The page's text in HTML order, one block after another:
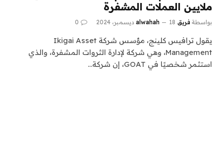
ملايين العملات المشفرة
بواسطة فريق alwahah 18 ديسمبر، 2024 0
يقول ترافيس كلينج، مؤسس شركة Ikigai Asset
Management، وهي شركة لإدارة الثروات المشفرة، والذي
استثمر شخصيًا في GOAT، إن شركة…